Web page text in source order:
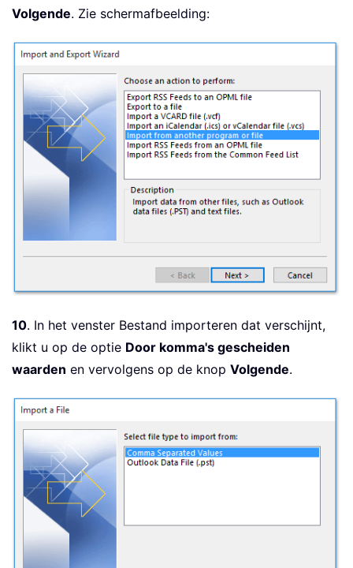
Volgende. Zie schermafbeelding:
10. In het venster Bestand importeren dat verschijnt,
klikt u op de optie Door komma's gescheiden
waarden en vervolgens op de knop Volgende.